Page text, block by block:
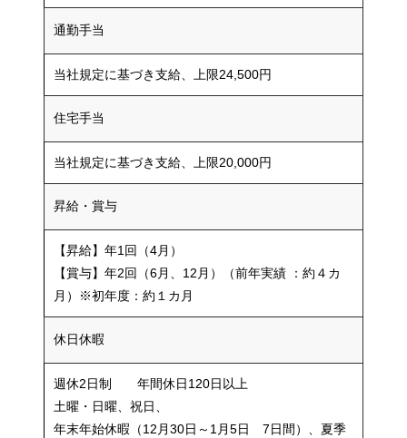
通勤手当
当社規定に基づき支給、上限24,500円
住宅手当
当社規定に基づき支給、上限20,000円
昇給・賞与
【昇給】年1回（4月）
【賞与】年2回（6月、12月）（前年実績 ：約４カ
月）※初年度：約１カ月
休日休暇
週休2日制 年間休日120日以上
土曜・日曜、祝日、
年末年始休暇（12月30日～1月5日 7日間）、夏季